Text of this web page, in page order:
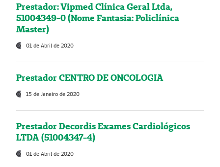
Prestador: Vipmed Clínica Geral Ltda,
51004349-0 (Nome Fantasia: Policlínica
Master)
01 de Abril de 2020
Prestador CENTRO DE ONCOLOGIA
15 de Janeiro de 2020
Prestador Decordis Exames Cardiológicos
LTDA (51004347-4)
01 de Abril de 2020